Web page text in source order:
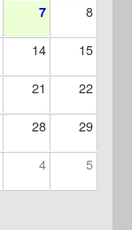
7 8
14 15
21 22
28 29
4 5